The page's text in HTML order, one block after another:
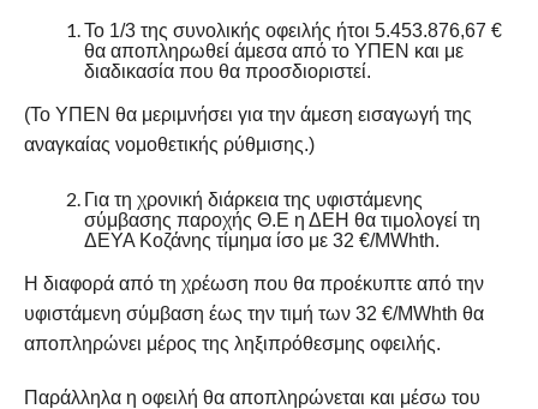
Το 1/3 της συνολικής οφειλής ήτοι 5.453.876,67 €
θα αποπληρωθεί άμεσα από το ΥΠΕΝ και με
διαδικασία που θα προσδιοριστεί.
(Το ΥΠΕΝ θα μεριμνήσει για την άμεση εισαγωγή της
αναγκαίας νομοθετικής ρύθμισης.)
Για τη χρονική διάρκεια της υφιστάμενης
σύμβασης παροχής Θ.Ε η ΔΕΗ θα τιμολογεί τη
ΔΕΥΑ Κοζάνης τίμημα ίσο με 32 €/MWhth.
Η διαφορά από τη χρέωση που θα προέκυπτε από την
υφιστάμενη σύμβαση έως την τιμή των 32 €/MWhth θα
αποπληρώνει μέρος της ληξιπρόθεσμης οφειλής.
Παράλληλα η οφειλή θα αποπληρώνεται και μέσω του